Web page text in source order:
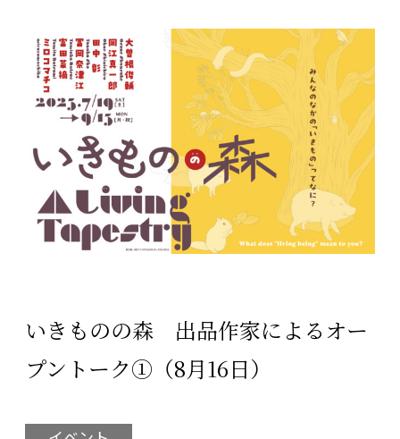
いきものの森 出品作家によるオー
プントーク①（8月16日）